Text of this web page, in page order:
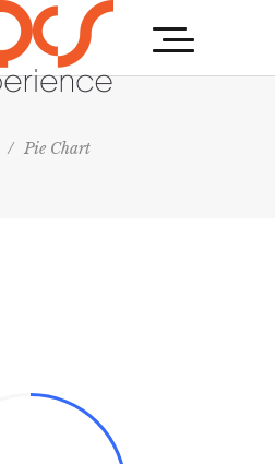
/ Pie Chart